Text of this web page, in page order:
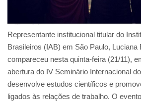
Representante institucional titular do
Brasileiros (IAB) em São Paulo, Luciana
compareceu nesta quinta-feira (21/11),
abertura do IV Seminário Internacional
desenvolve estudos científicos e
ligados às relações de trabalho. O